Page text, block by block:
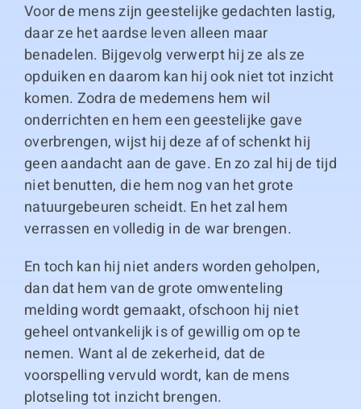
Voor de mens zijn geestelijke gedachten lastig,
daar ze het aardse leven alleen maar
benadelen. Bijgevolg verwerpt hij ze als ze
opduiken en daarom kan hij ook niet tot inzicht
komen. Zodra de medemens hem wil
onderrichten en hem een geestelijke gave
overbrengen, wijst hij deze af of schenkt hij
geen aandacht aan de gave. En zo zal hij de tijd
niet benutten, die hem nog van het grote
natuurgebeuren scheidt. En het zal hem
verrassen en volledig in de war brengen.
En toch kan hij niet anders worden geholpen,
dan dat hem van de grote omwenteling
melding wordt gemaakt, ofschoon hij niet
geheel ontvankelijk is of gewillig om op te
nemen. Want al de zekerheid, dat de
voorspelling vervuld wordt, kan de mens
plotseling tot inzicht brengen.